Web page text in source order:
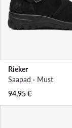
Rieker
Saapad · Must
94,95€